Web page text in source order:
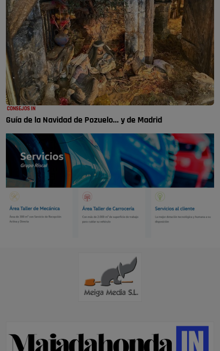
CONSEJOS IN
Guía de la Navidad de Pozuelo... y de Madrid